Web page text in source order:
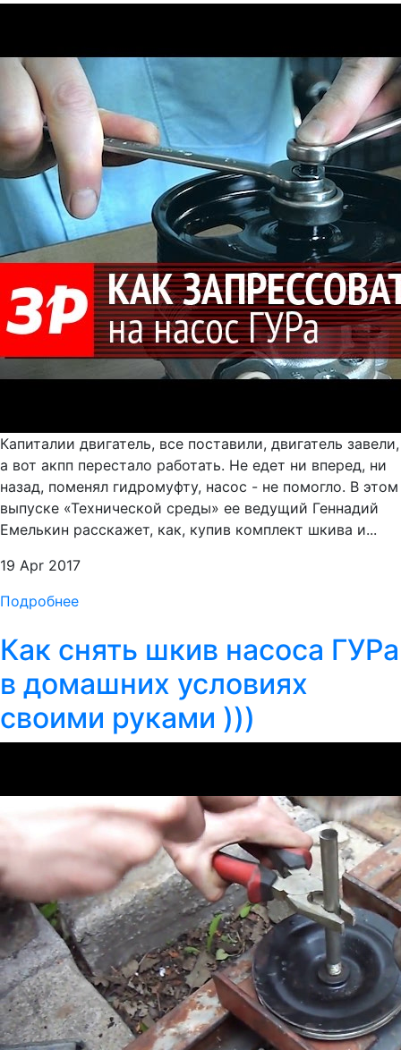
Капиталии двигатель, все поставили, двигатель завели,
а вот акпп перестало работать. Не едет ни вперед, ни
назад, поменял гидромуфту, насос - не помогло. В этом
выпуске «Технической среды» ее ведущий Геннадий
Емелькин расскажет, как, купив комплект шкива и...
19 Apr 2017
Подробнее
Как снять шкив насоса ГУРа
в домашних условиях
своими руками )))